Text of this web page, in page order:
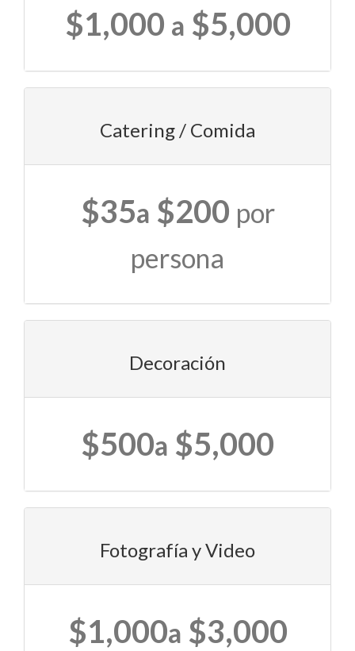
$1,000 a $5,000
Catering / Comida
$35a $200 por
persona
Decoración
$500a $5,000
Fotografía y Video
$1,000a $3,000